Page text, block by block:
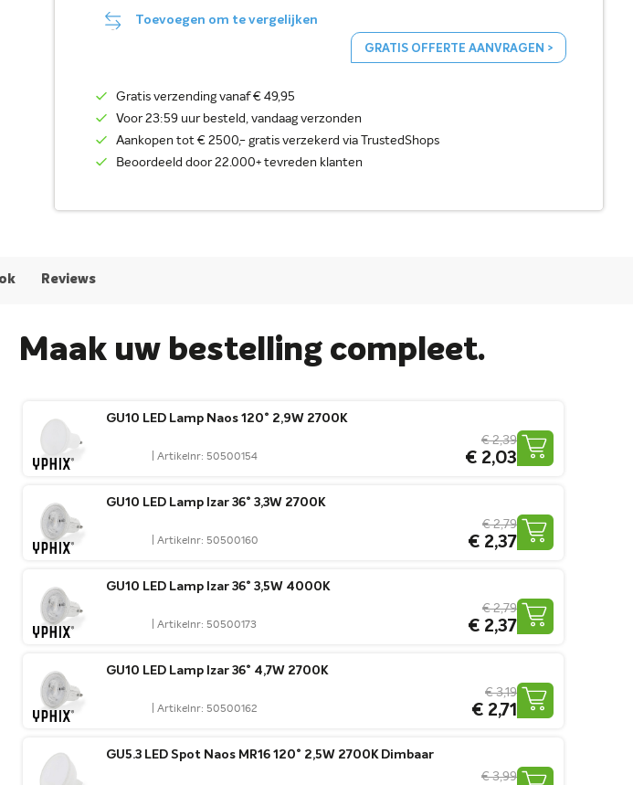
Toevoegen om te vergelijken
GRATIS OFFERTE AANVRAGEN >
Gratis verzending vanaf € 49,95
Voor 23:59 uur besteld, vandaag verzonden
Aankopen tot € 2500,- gratis verzekerd via TrustedShops
Beoordeeld door 22.000+ tevreden klanten
Reviews
Maak uw bestelling compleet.
GU10 LED Lamp Naos 120° 2,9W 2700K
| Artikelnr: 50500154 € 2,03
€ 2,39
GU10 LED Lamp Izar 36° 3,3W 2700K
| Artikelnr: 50500160 € 2,37
€ 2,79
GU10 LED Lamp Izar 36° 3,5W 4000K
| Artikelnr: 50500173 € 2,37
€ 2,79
GU10 LED Lamp Izar 36° 4,7W 2700K
| Artikelnr: 50500162 € 2,71
€ 3,19
GU5.3 LED Spot Naos MR16 120° 2,5W 2700K Dimbaar
€ 3,99